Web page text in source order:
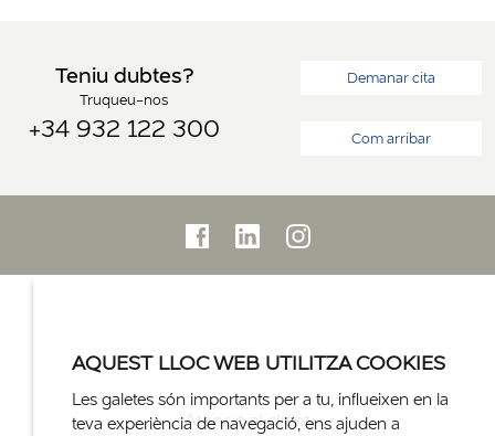
Teniu dubtes?
Truqueu-nos
+34 932 122 300
Demanar cita
Com arribar
Atenció al client
AQUEST LLOC WEB UTILITZA COOKIES
Les galetes són importants per a tu, influeixen en la
teva experiència de navegació, ens ajuden a